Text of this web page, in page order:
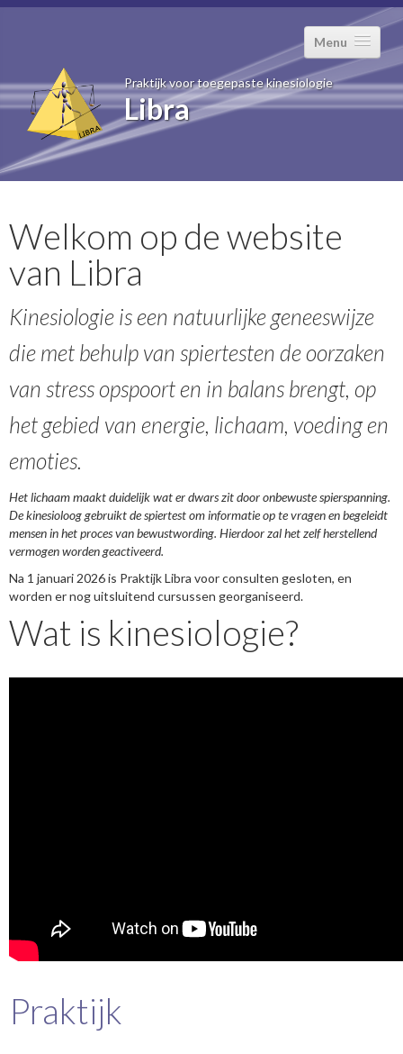
Menu
Praktijk voor toegepaste kinesiologie
Libra
Home
Artikelen en video's
Contact
Welkom op de website
van Libra
Kinesiologie is een natuurlijke geneeswijze
die met behulp van spiertesten de oorzaken
van stress opspoort en in balans brengt, op
het gebied van energie, lichaam, voeding en
emoties.
Het lichaam maakt duidelijk wat er dwars zit door onbewuste spierspanning.
De kinesioloog gebruikt de spiertest om informatie op te vragen en begeleidt
mensen in het proces van bewustwording. Hierdoor zal het zelf herstellend
vermogen worden geactiveerd.
Na 1 januari 2026 is Praktijk Libra voor consulten gesloten, en
worden er nog uitsluitend cursussen georganiseerd.
Wat is kinesiologie?
Praktijk